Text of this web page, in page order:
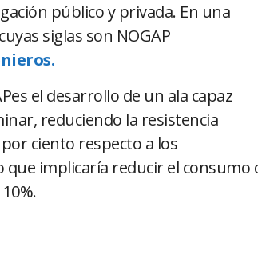
público y privada. En una
siglas son NOGAP
el desarrollo de un ala capaz
reduciendo la resistencia
ciento respecto a los
que implicaría reducir el